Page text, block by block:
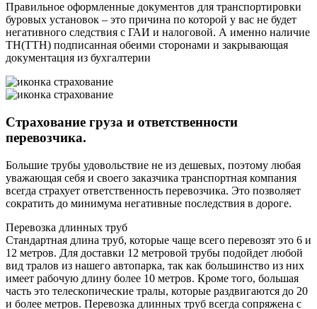
Правильное оформленные документов для транспортировки
буровых установок – это причина по которой у вас не будет
негативного следствия с ГАИ и налоговой. А именно наличие
ТН(ТТН) подписанная обеими сторонами и закрывающая
документация из бухгалтерии
Страхование груза и ответственности
перевозчика.
Большие трубы удовольствие не из дешевых, поэтому любая
уважающая себя и своего заказчика транспортная компания
всегда страхует ответственность перевозчика. Это позволяет
сократить до минимума негативные последствия в дороге.
Перевозка длинных труб
Стандартная длина труб, которые чаще всего перевозят это 6 и
12 метров. Для доставки 12 метровой трубы подойдет любой
вид тралов из нашего автопарка, так как большинство из них
имеет рабочую длину более 10 метров. Кроме того, большая
часть это телескопические тралы, которые раздвигаются до 20
и более метров. Перевозка длинных труб всегда сопряжена с